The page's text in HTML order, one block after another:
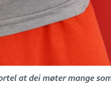
at dei møter mange